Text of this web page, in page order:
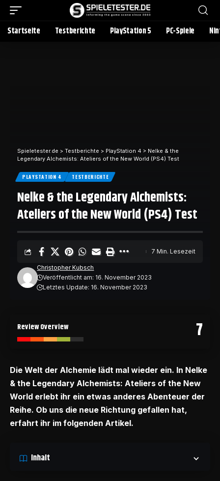
Startseite Testberichte PlayStation 5 PC-Spiele
Spieletester.de > Testberichte > PlayStation 4 > Nelke & the
Legendary Alchemists: Ateliers of the New World (PS4) Test
PLAYSTATION 4 TESTBERICHTE
Nelke & the Legendary Alchemists:
Ateliers of the New World (PS4) Test
Christopher Kubsch
Veröffentlicht am: 16. November 2023
Letztes Update: 16. November 2023
7 Min. Lesezeit
7
Review Overview
Die Welt der Alchemie lädt mal wieder ein. In Nelke
& the Legendary Alchemists: Ateliers of the New
World erlebt ihr ein etwas anderes Abenteuer der
Reihe. Ob uns die neue Richtung gefallen hat,
erfahrt ihr im folgenden Artikel.
Inhalt